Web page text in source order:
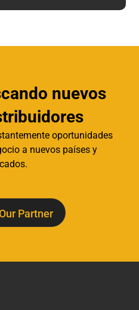
nuevos
oportunidades
a nuevos países y
Partner